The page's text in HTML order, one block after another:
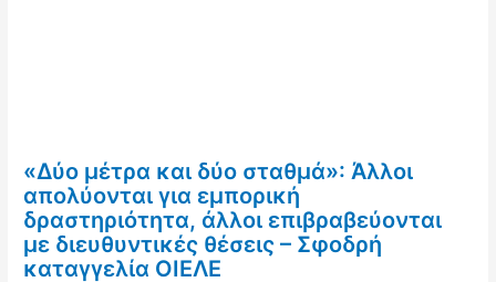
«Δύο μέτρα και δύο σταθμά»: Άλλοι
απολύονται για εμπορική
δραστηριότητα, άλλοι επιβραβεύονται
με διευθυντικές θέσεις – Σφοδρή
καταγγελία ΟΙΕΛΕ